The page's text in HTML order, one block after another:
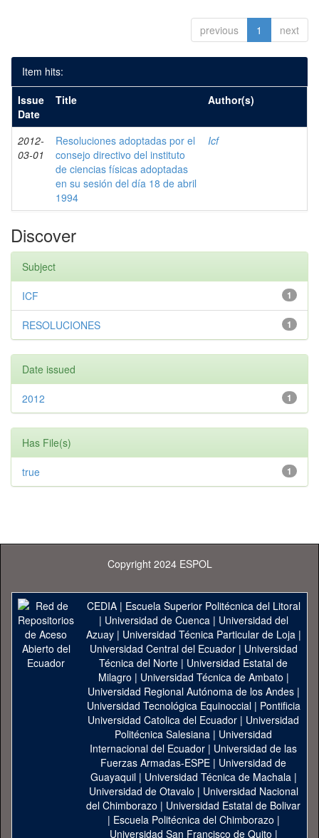
previous 1 next
Item hits:
Issue
Date
Title Author(s)
2012-
03-01
Resoluciones adoptadas por el
consejo directivo del instituto
de ciencias físicas adoptadas
en su sesión del día 18 de abril
1994
Icf
Discover
Subject
1
ICF
1
RESOLUCIONES
Date issued
1
2012
Has File(s)
1
true
Copyright 2024 ESPOL
CEDIA| Escuela Superior Politécnica del Litoral
| Universidad de Cuenca| Universidad del
Azuay| Universidad Técnica Particular de Loja|
Universidad Central del Ecuador| Universidad
Técnica del Norte | Universidad Estatal de
Milagro | Universidad Técnica de Ambato |
Universidad Regional Autónoma de los Andes|
Universidad Tecnológica Equinoccial| Pontificia
Universidad Catolica del Ecuador | Universidad
Politécnica Salesiana | Universidad
Internacional del Ecuador | Universidad de las
Fuerzas Armadas-ESPE | Universidad de
Guayaquil| Universidad Técnica de Machala|
Universidad de Otavalo | Universidad Nacional
del Chimborazo | Universidad Estatal de Bolivar
| Escuela Politécnica del Chimborazo |
Universidad San Francisco de Quito |